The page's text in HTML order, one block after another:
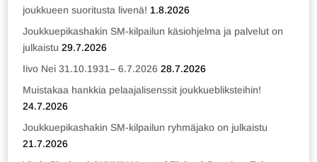
joukkueen suoritusta livenä! 1.8.2026
Joukkuepikashakin SM-kilpailun käsiohjelma ja palvelut on
julkaistu 29.7.2026
Iivo Nei 31.10.1931– 6.7.2026 28.7.2026
Muistakaa hankkia pelaajalisenssit joukkuebliksteihin!
24.7.2026
Joukkuepikashakin SM-kilpailun ryhmäjako on julkaistu
21.7.2026